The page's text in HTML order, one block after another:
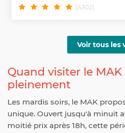
(4302)
Voir tous les
Quand visiter le
pleinement
Les mardis soirs, le MAK
unique. Ouvert jusqu'à minuit
moitié prix après 18h, cette